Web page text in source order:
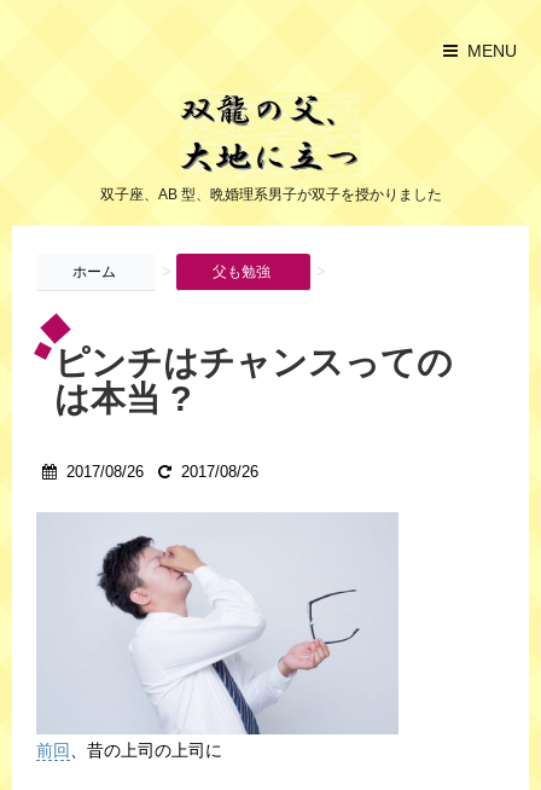
MENU
双子座、AB 型、晩婚理系男子が双子を授かりました
ホーム > 父も勉強 >
ピンチはチャンスっての
は本当 ?
2017/08/26 2017/08/26
前回 、昔の上司の上司に